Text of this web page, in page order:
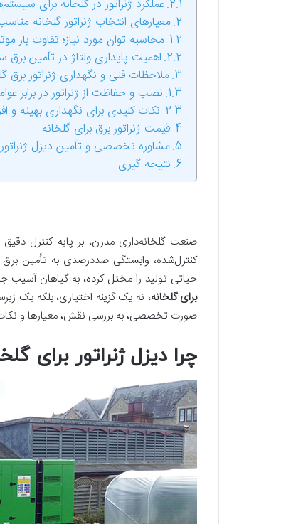
عملکرد ژنراتور در گلخانه برای
معیارهای انتخاب ژنراتور گلخانه
محاسبه توان مورد نیاز؛ تفاوت بار
اهمیت پایداری ولتاژ در تأمین برق
ملاحظات فنی و نگهداری ژنراتور برق
نصب و حفاظت از ژنراتور در برابر
نکات کلیدی برای نگهداری بهینه و
قیمت ژنراتور برق برای گلخانه
مشاوره تخصصی و تأمین دیزل ژنراتور
نتیجه گیری
صنعت گلخانه‌داری مدرن، بر پایه کنترل
کنترل‌شده، وابستگی صددرصدی به تأمین برق
حیاتی تولید را مختل کرده، به گیاهان آسیب
برای گلخانه، نه یک گزینه اختیاری، بلکه یک
صورت تخصصی، به بررسی نقش، معیارها و
چرا دیزل ژنراتور برای